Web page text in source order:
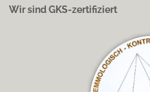
Wir sind GKS-zertifiziert